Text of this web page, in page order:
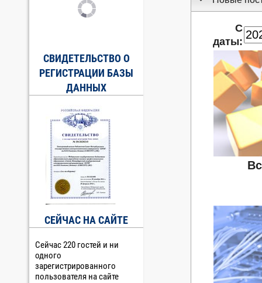
СВИДЕТЕЛЬСТВО О
РЕГИСТРАЦИИ БАЗЫ
ДАННЫХ
СЕЙЧАС НА САЙТЕ
Сейчас 220 гостей и ни
одного
зарегистрированного
пользователя на сайте
С
даты: